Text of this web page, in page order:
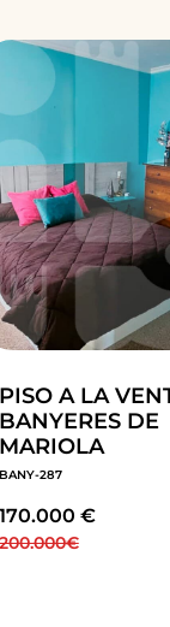
PISO A LA
BANYERES DE
MARIOLA
BANY-287
170.000 €